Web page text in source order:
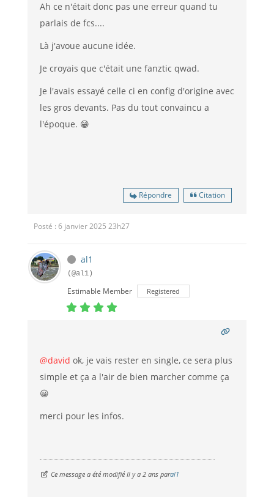
Ah ce n'était donc pas une erreur quand tu
parlais de fcs....
Là j'avoue aucune idée.
Je croyais que c'était une fanztic qwad.
Je l'avais essayé celle ci en config d'origine avec
les gros devants. Pas du tout convaincu a
l'époque. 😁
Répondre Citation
Posté : 6 janvier 2025 23h27
al1
(@al1)
Estimable Member Registered
@david ok, je vais rester en single, ce sera plus
simple et ça a l'air de bien marcher comme ça
😀
merci pour les infos.
Ce message a été modifié Il y a 2 ans paral1